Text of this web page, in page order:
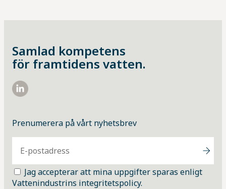
Samlad kompetens
för framtidens vatten.
Prenumerera på vårt nyhetsbrev
Jag accepterar att mina uppgifter sparas enligt
Vattenindustrins integritetspolicy.